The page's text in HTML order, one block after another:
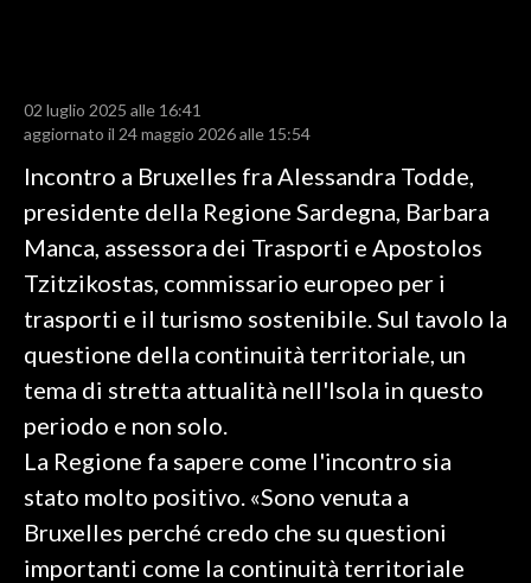
CALCIO
CALCIO REGIONALE
BASKET
VOLLEY
MOTORI
TENNIS
ALTRI SPORT
SPETTACOLI
GOSSIP
SALUTE
02 luglio 2025 alle 16:41
aggiornato il 24 maggio 2026 alle 15:54
Incontro a Bruxelles fra Alessandra Todde,
presidente della Regione Sardegna, Barbara
Manca, assessora dei Trasporti e Apostolos
Tzitzikostas, commissario europeo per i
trasporti e il turismo sostenibile. Sul tavolo la
questione della continuità territoriale, un
tema di stretta attualità nell'Isola in questo
periodo e non solo.
La Regione fa sapere come l'incontro sia
stato molto positivo. «Sono venuta a
Bruxelles perché credo che su questioni
importanti come la continuità territoriale